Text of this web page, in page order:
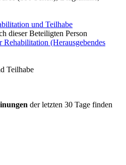
und Teilhabe
dieser Beteiligten Person
Rehabilitation (Herausgebendes
Teilhabe
der letzten 30 Tage finden